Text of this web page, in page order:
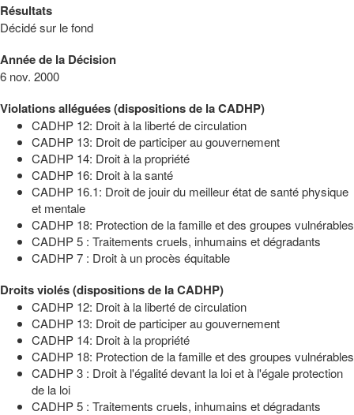
Résultats
Décidé sur le fond
Année de la Décision
6 nov. 2000
Violations alléguées (dispositions de la CADHP)
CADHP 12: Droit à la liberté de circulation
CADHP 13: Droit de participer au gouvernement
CADHP 14: Droit à la propriété
CADHP 16: Droit à la santé
CADHP 16.1: Droit de jouir du meilleur état de santé physique
et mentale
CADHP 18: Protection de la famille et des groupes vulnérables
CADHP 5 : Traitements cruels, inhumains et dégradants
CADHP 7 : Droit à un procès équitable
Droits violés (dispositions de la CADHP)
CADHP 12: Droit à la liberté de circulation
CADHP 13: Droit de participer au gouvernement
CADHP 14: Droit à la propriété
CADHP 18: Protection de la famille et des groupes vulnérables
CADHP 3 : Droit à l'égalité devant la loi et à l'égale protection
de la loi
CADHP 5 : Traitements cruels, inhumains et dégradants